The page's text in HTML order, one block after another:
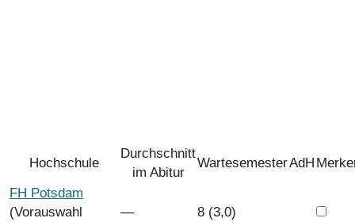
Hochschule
Durchschnitt
im Abitur
WartesemesterAdH
FH Potsdam
(Vorauswahl
― 8 (3,0)